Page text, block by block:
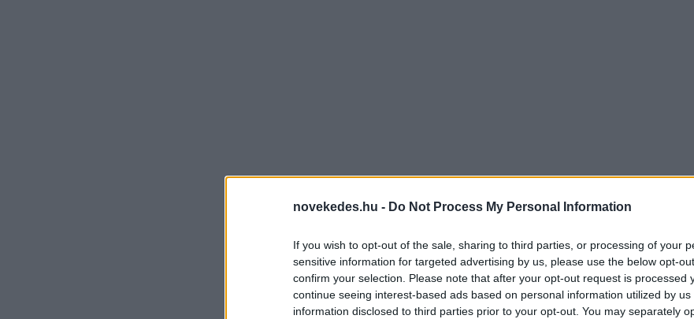
novekedes.hu - Do Not Process My Personal Information
If you wish to opt-out of the sale, sharing to third parties, or processing of your
sensitive information for targeted advertising by us, please use the below opt-
confirm your selection. Please note that after your opt-out request is processed
continue seeing interest-based ads based on personal information utilized by
information disclosed to third parties prior to your opt-out. You may separately